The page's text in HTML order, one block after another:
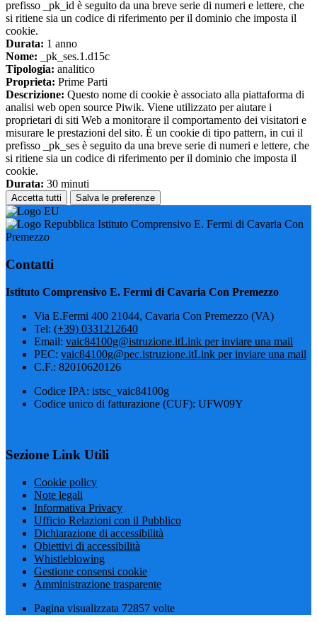
prefisso _pk_id è seguito da una breve serie di numeri e lettere, che
si ritiene sia un codice di riferimento per il dominio che imposta il
cookie.
Durata: 1 anno
Nome: _pk_ses.1.d15c
Tipologia: analitico
Proprieta: Prime Parti
Descrizione: Questo nome di cookie è associato alla piattaforma di
analisi web open source Piwik. Viene utilizzato per aiutare i
proprietari di siti Web a monitorare il comportamento dei visitatori e
misurare le prestazioni del sito. È un cookie di tipo pattern, in cui il
prefisso _pk_ses è seguito da una breve serie di numeri e lettere, che
si ritiene sia un codice di riferimento per il dominio che imposta il
cookie.
Durata: 30 minuti
Accetta tutti Salva le preferenze
Istituto Comprensivo E. Fermi di Cavaria Con
Premezzo
Contatti
Istituto Comprensivo E. Fermi di Cavaria Con Premezzo
Via E.Fermi 400 21044, Cavaria Con Premezzo (VA)
Tel: (+39) 0331212640
Email: vaic84100g@istruzione.itLink per inviare una mail
PEC: vaic84100g@pec.istruzione.itLink per inviare una mail
C.F.: 82010620126
Codice IPA: istsc_vaic84100g
Codice unico di fatturazione (CUF): UFW09Y
Sezione Link Utili
Cookie policy
Note legali
Informativa Privacy
Ufficio Relazioni con il Pubblico
Dichiarazione di accessibilità
Obiettivi di accessibilità
Whistleblowing
Gestione consensi cookie
Amministrazione trasparente
Pagina visualizzata 72857 volte